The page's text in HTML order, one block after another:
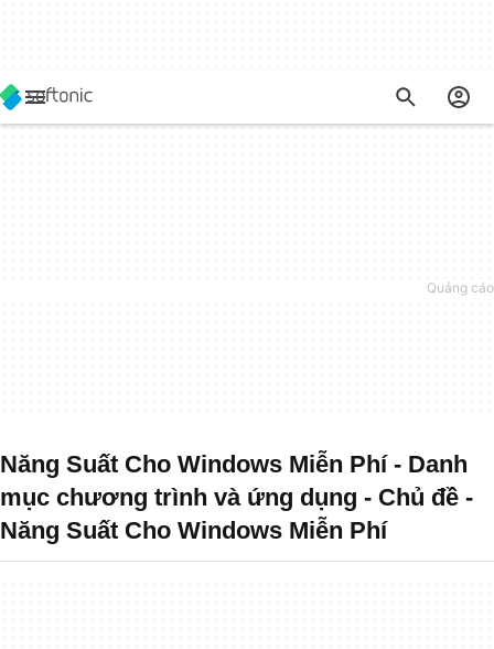
Năng Suất Cho Windows Miễn Phí - Danh
mục chương trình và ứng dụng - Chủ đề -
Năng Suất Cho Windows Miễn Phí